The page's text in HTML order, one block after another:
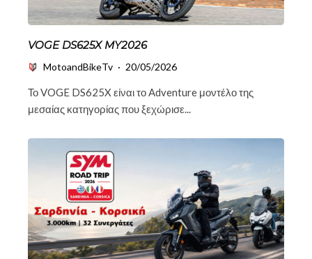
VOGE DS625X MY2026
MotoandBikeTv · 20/05/2026
Το VOGE DS625X είναι το Adventure μοντέλο της
μεσαίας κατηγορίας που ξεχώρισε...